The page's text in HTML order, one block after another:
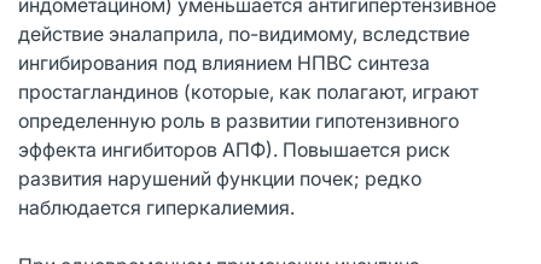
действие эналаприла, по-видимому, вследствие
ингибирования под влиянием НПВС синтеза
простагландинов (которые, как полагают, играют
определенную роль в развитии гипотензивного
эффекта ингибиторов АПФ). Повышается риск
развития нарушений функции почек; редко
наблюдается гиперкалиемия.